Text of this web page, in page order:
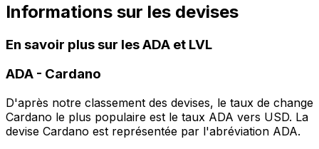
Informations sur les devises
En savoir plus sur les ADA et LVL
ADA - Cardano
D'après notre classement des devises, le taux de change
Cardano le plus populaire est le taux ADA vers USD. La
devise Cardano est représentée par l'abréviation ADA.